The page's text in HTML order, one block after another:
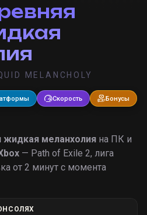
MELANCHOLY
Скорость Бонусы
жидкая меланхолия на ПК и
— Path of Exile 2, лига
от 2 минут с момента